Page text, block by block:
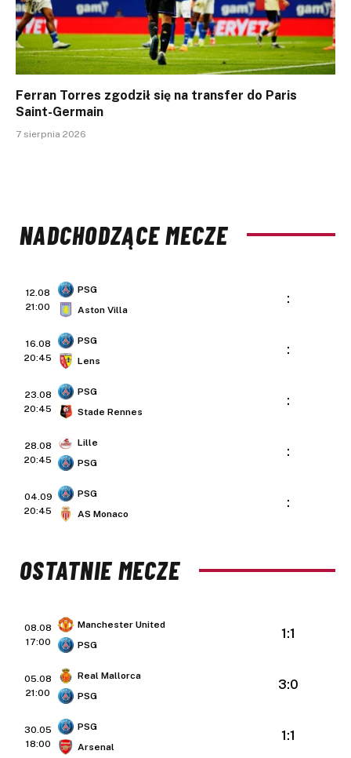
Ferran Torres zgodził się na transfer do Paris
Saint-Germain
7 sierpnia 2026
NADCHODZĄCE MECZE
12.08
21:00
PSG
Aston Villa
:
16.08
20:45
PSG
Lens
:
23.08
20:45
PSG
Stade Rennes
:
28.08
20:45
Lille
PSG
:
04.09
20:45
PSG
AS Monaco
:
OSTATNIE MECZE
08.08
17:00
Manchester United
PSG
1:1
05.08
21:00
Real Mallorca
PSG
3:0
30.05
18:00
PSG
Arsenal
1:1